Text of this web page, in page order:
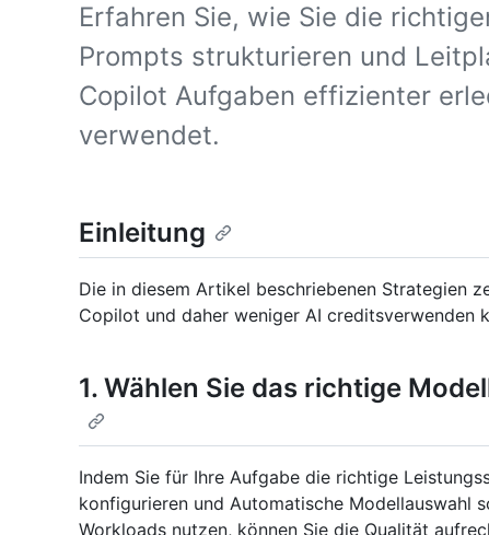
Erfahren Sie, wie Sie die
Prompts strukturieren und
Copilot Aufgaben effizienter
verwendet.
Einleitung
Die in diesem Artikel beschriebenen Strategien
Copilot und daher weniger AI creditsverwenden
1. Wählen Sie das richtige
Indem Sie für Ihre Aufgabe die richtige
konfigurieren und Automatische Modellauswahl
Workloads nutzen, können Sie die Qualität